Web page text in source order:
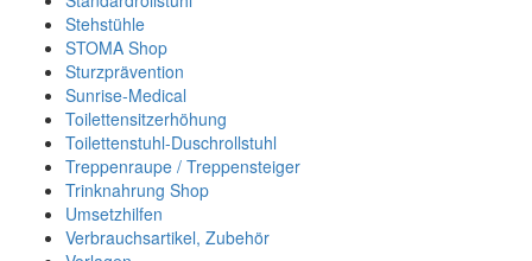
Stehstühle
STOMA Shop
Sturzprävention
Sunrise-Medical
Toilettensitzerhöhung
Toilettenstuhl-Duschrollstuhl
Treppenraupe / Treppensteiger
Trinknahrung Shop
Umsetzhilfen
Verbrauchsartikel, Zubehör